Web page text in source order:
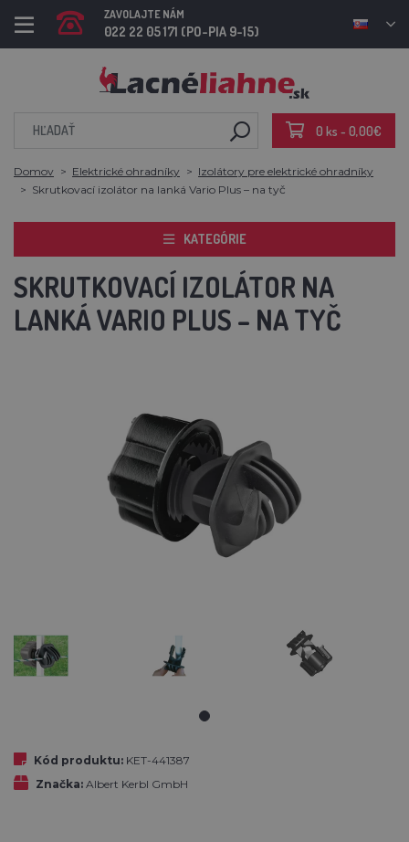
ZAVOLAJTE NÁM
022 22 05 171 (PO-PIA 9-15)
0 ks - 0,00€
Domov Elektrické ohradníky
Izolátory pre elektrické ohradníky
Skrutkovací izolátor na lanká Vario Plus – na tyč
KATEGÓRIE
SKRUTKOVACÍ IZOLÁTOR NA
LANKÁ VARIO PLUS – NA TYČ
Kód produktu: KET-441387
Značka: Albert Kerbl GmbH